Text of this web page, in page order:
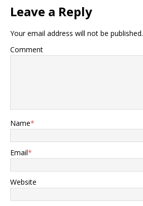
Leave a Reply
Your email address will not be published.
Comment
Name*
Email*
Website